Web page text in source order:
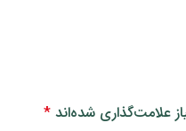
علامت‌گذاری شده‌اند *